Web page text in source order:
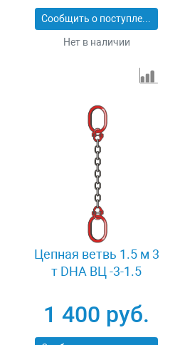
Сообщить о поступлении
Нет в наличии
Цепная ветвь 1.5 м 3
т DHA ВЦ -3-1.5
1 400 руб.